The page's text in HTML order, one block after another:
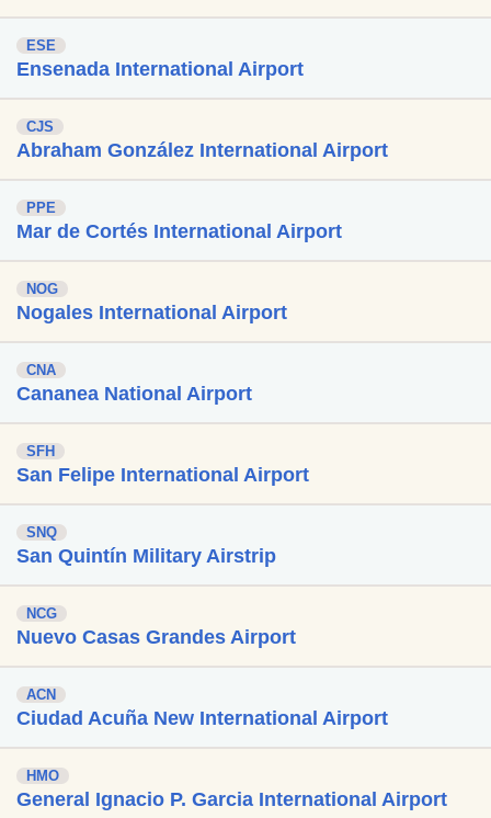
ESE
Ensenada International Airport
CJS
Abraham González International Airport
PPE
Mar de Cortés International Airport
NOG
Nogales International Airport
CNA
Cananea National Airport
SFH
San Felipe International Airport
SNQ
San Quintín Military Airstrip
NCG
Nuevo Casas Grandes Airport
ACN
Ciudad Acuña New International Airport
HMO
General Ignacio P. Garcia International Airport